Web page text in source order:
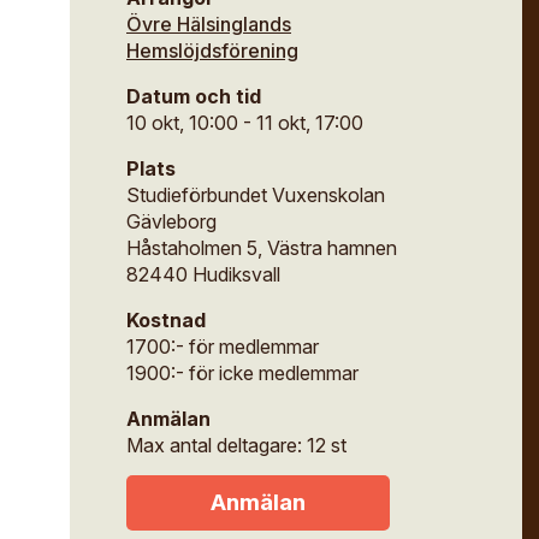
och mästarbrev
kulturarv
Övre Hälsinglands
Hemslöjdsförening
Datum och tid
10 okt, 10:00 - 11 okt, 17:00
Plats
Studieförbundet Vuxenskolan
Gävleborg
Håstaholmen 5, Västra hamnen
82440 Hudiksvall
Kostnad
1700:- för medlemmar
1900:- för icke medlemmar
Anmälan
Max antal deltagare: 12 st
Anmälan